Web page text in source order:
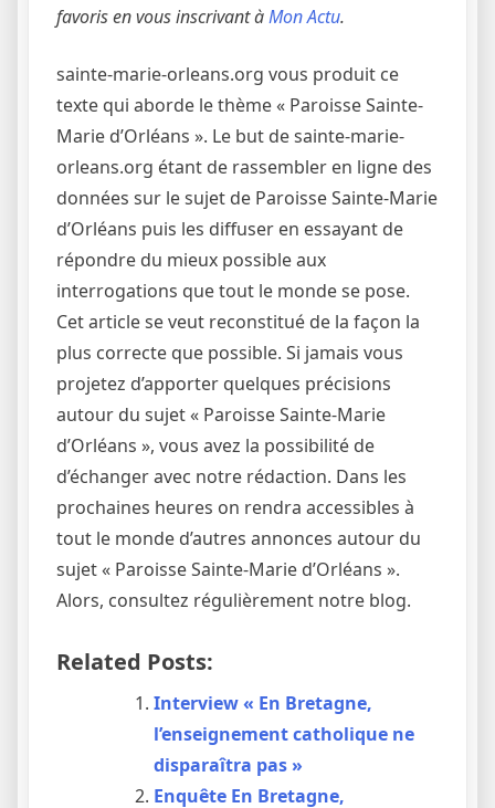
favoris en vous inscrivant àMon Actu.
sainte-marie-orleans.org vous produit ce
texte qui aborde le thème « Paroisse Sainte-
Marie d’Orléans ». Le but de sainte-marie-
orleans.org étant de rassembler en ligne des
données sur le sujet de Paroisse Sainte-Marie
d’Orléans puis les diffuser en essayant de
répondre du mieux possible aux
interrogations que tout le monde se pose.
Cet article se veut reconstitué de la façon la
plus correcte que possible. Si jamais vous
projetez d’apporter quelques précisions
autour du sujet « Paroisse Sainte-Marie
d’Orléans », vous avez la possibilité de
d’échanger avec notre rédaction. Dans les
prochaines heures on rendra accessibles à
tout le monde d’autres annonces autour du
sujet « Paroisse Sainte-Marie d’Orléans ».
Alors, consultez régulièrement notre blog.
Related Posts:
Interview « En Bretagne,
l’enseignement catholique ne
disparaîtra pas »
Enquête En Bretagne,